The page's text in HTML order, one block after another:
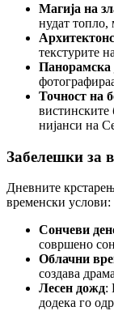
Магија на
нудат топло,
текстурите
Панорамска
Точност на
вистинските
нијанси на
Забелешки за
Дневните
временски услови:
Сончеви
совршено
Облачни
создава
Лесен дожд:
додека го